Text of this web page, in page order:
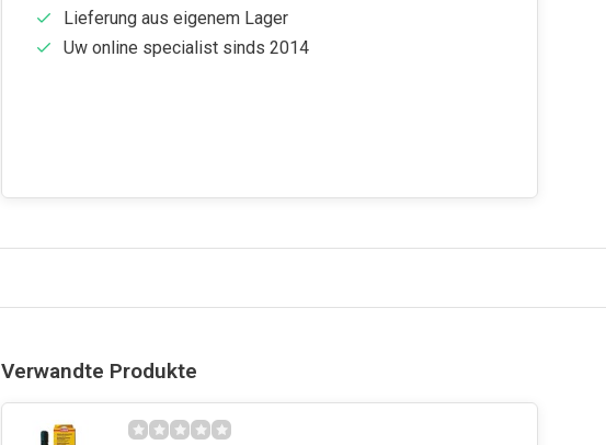
Lieferung aus eigenem Lager
Uw online specialist sinds 2014
Verwandte Produkte